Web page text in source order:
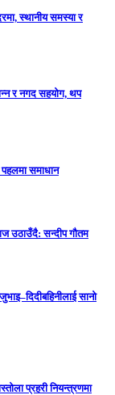
स्थानीय समस्या र
र नगद सहयोग, थप
पहलमा समाधान
उठाउँदै: सन्दीप गौतम
सानो
प्रहरी नियन्त्रणमा